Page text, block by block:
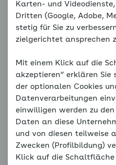
Einführung
Das erwartet
Hinweis
Sie befinden sich
empfohlenen
Konzept erfordert,
Karten- und
Dritten (Google, Adobe,
stetig für Sie zu
zielgerichtet ansprechen
Mit einem Klick auf die
akzeptieren“ erklären Sie
der optionalen Cookies
Datenverarbeitungen
einwilligen werden zu
Daten an diese
und von diesen teilweise
Zwecken (Profilbildung)
Klick auf die Schaltfläche